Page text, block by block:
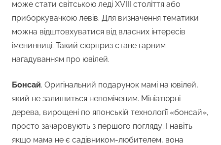
може стати світською леді XVIII століття або
приборкувачкою левів. Для визначення тематики
можна відштовхуватися від власних інтересів
іменинниці. Такий сюрприз стане гарним
нагадуванням про ювілей.
Бонсай. Оригінальний подарунок мамі на ювілей,
який не залишиться непоміченим. Мініатюрні
дерева, вирощені по японській технології «бонсай»,
просто зачаровують з першого погляду. І навіть
якщо мама не є садівником-любителем, вона